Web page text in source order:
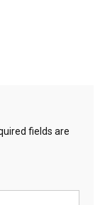
fields are